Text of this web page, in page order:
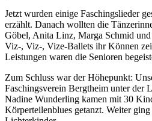
Jetzt wurden einige Faschingslieder
erzählt. Danach wollten die
Göbel, Anita Linz, Marga Schmid und
Viz-, Viz-, Vize-Ballets ihr Können
Leistungen waren die Senioren
Zum Schluss war der Höhepunkt:
Faschingsverein Bergtheim unter der
Nadine Wunderling kamen mit 30
Körperteilenblues getanzt. Weiter